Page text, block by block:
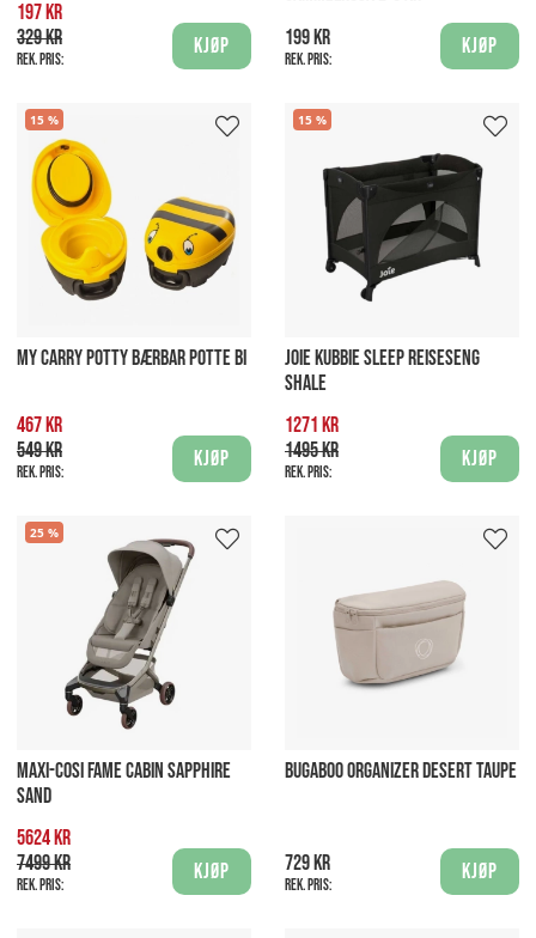
197 kr
329 kr
Rek. pris:
Kjøp
199 kr
Rek. pris:
Kjøp
15
MY CARRY POTTY BÆRBAR POTTE BI
467 kr
549 kr
Rek. pris:
Kjøp
15
JOIE KUBBIE SLEEP REISESENG
SHALE
1271 kr
1495 kr
Rek. pris:
Kjøp
25
MAXI-COSI FAME CABIN SAPPHIRE
SAND
5624 kr
7499 kr
Rek. pris:
Kjøp
BUGABOO ORGANIZER DESERT TAUPE
729 kr
Rek. pris:
Kjøp